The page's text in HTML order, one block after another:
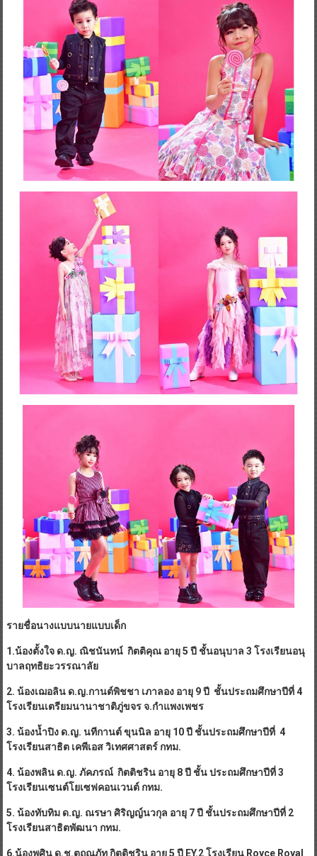
รายชื่อนางแบบนายแบบเด็ก
1.น้องตั้งใจ ด.ญ. ณิชนันทน์ กิตติคุณ อายุ 5 ปี ชั้นอนุบาล 3 โรงเรียนอนุ
บาลฤทธิยะวรรณาลัย
2. น้องเฌอลิน ด.ญ.กานต์พิชชา เภาลอง อายุ 9 ปี ชั้นประถมศึกษาปีที่ 4
โรงเรียนเตรียมนานาชาติภู่ขจร จ.กำแพงเพชร
3. น้องน้ำปิง ด.ญ. นทีกานต์ ขุนนิล อายุ 10 ปี ชั้นประถมศึกษาปีที่ 4
โรงเรียนสาธิต เคพีเอส วิเทศศาสตร์ กทม.
4. น้องพลิน ด.ญ. ภัคภรณ์ กิตติชริน อายุ 8 ปี ชั้น ประถมศึกษาปีที่ 3
โรงเรียนเซนต์โยเซฟคอนเวนต์ กทม.
5. น้องทับทิม ด.ญ. ณรษา ศิริญญ์นวกุล อายุ 7 ปี ชั้นประถมศึกษาปีที่ 2
โรงเรียนสาธิตพัฒนา กทม.
6.น้องพศิน ด.ช.ตฤณภัท กิตติชริน อายุ 5 ปี EY.2 โรงเรียน Royce Royal